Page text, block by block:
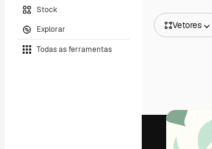
Stock
Explorar
Todas as ferramentas
Vetores
Vídeos
Clipes de
Animações
Modelos de